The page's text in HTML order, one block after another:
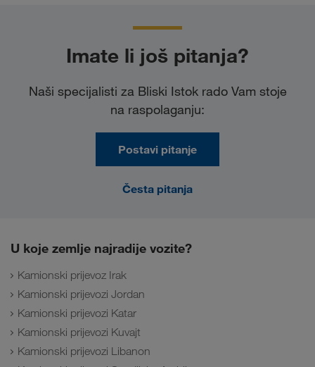
Imate li još pitanja?
Naši specijalisti za Bliski Istok rado Vam stoje
na raspolaganju:
Postavi pitanje
Česta pitanja
U koje zemlje najradije vozite?
Kamionski prijevoz Irak
Kamionski prijevozi Jordan
Kamionski prijevozi Katar
Kamionski prijevozi Kuvajt
Kamionski prijevozi Libanon